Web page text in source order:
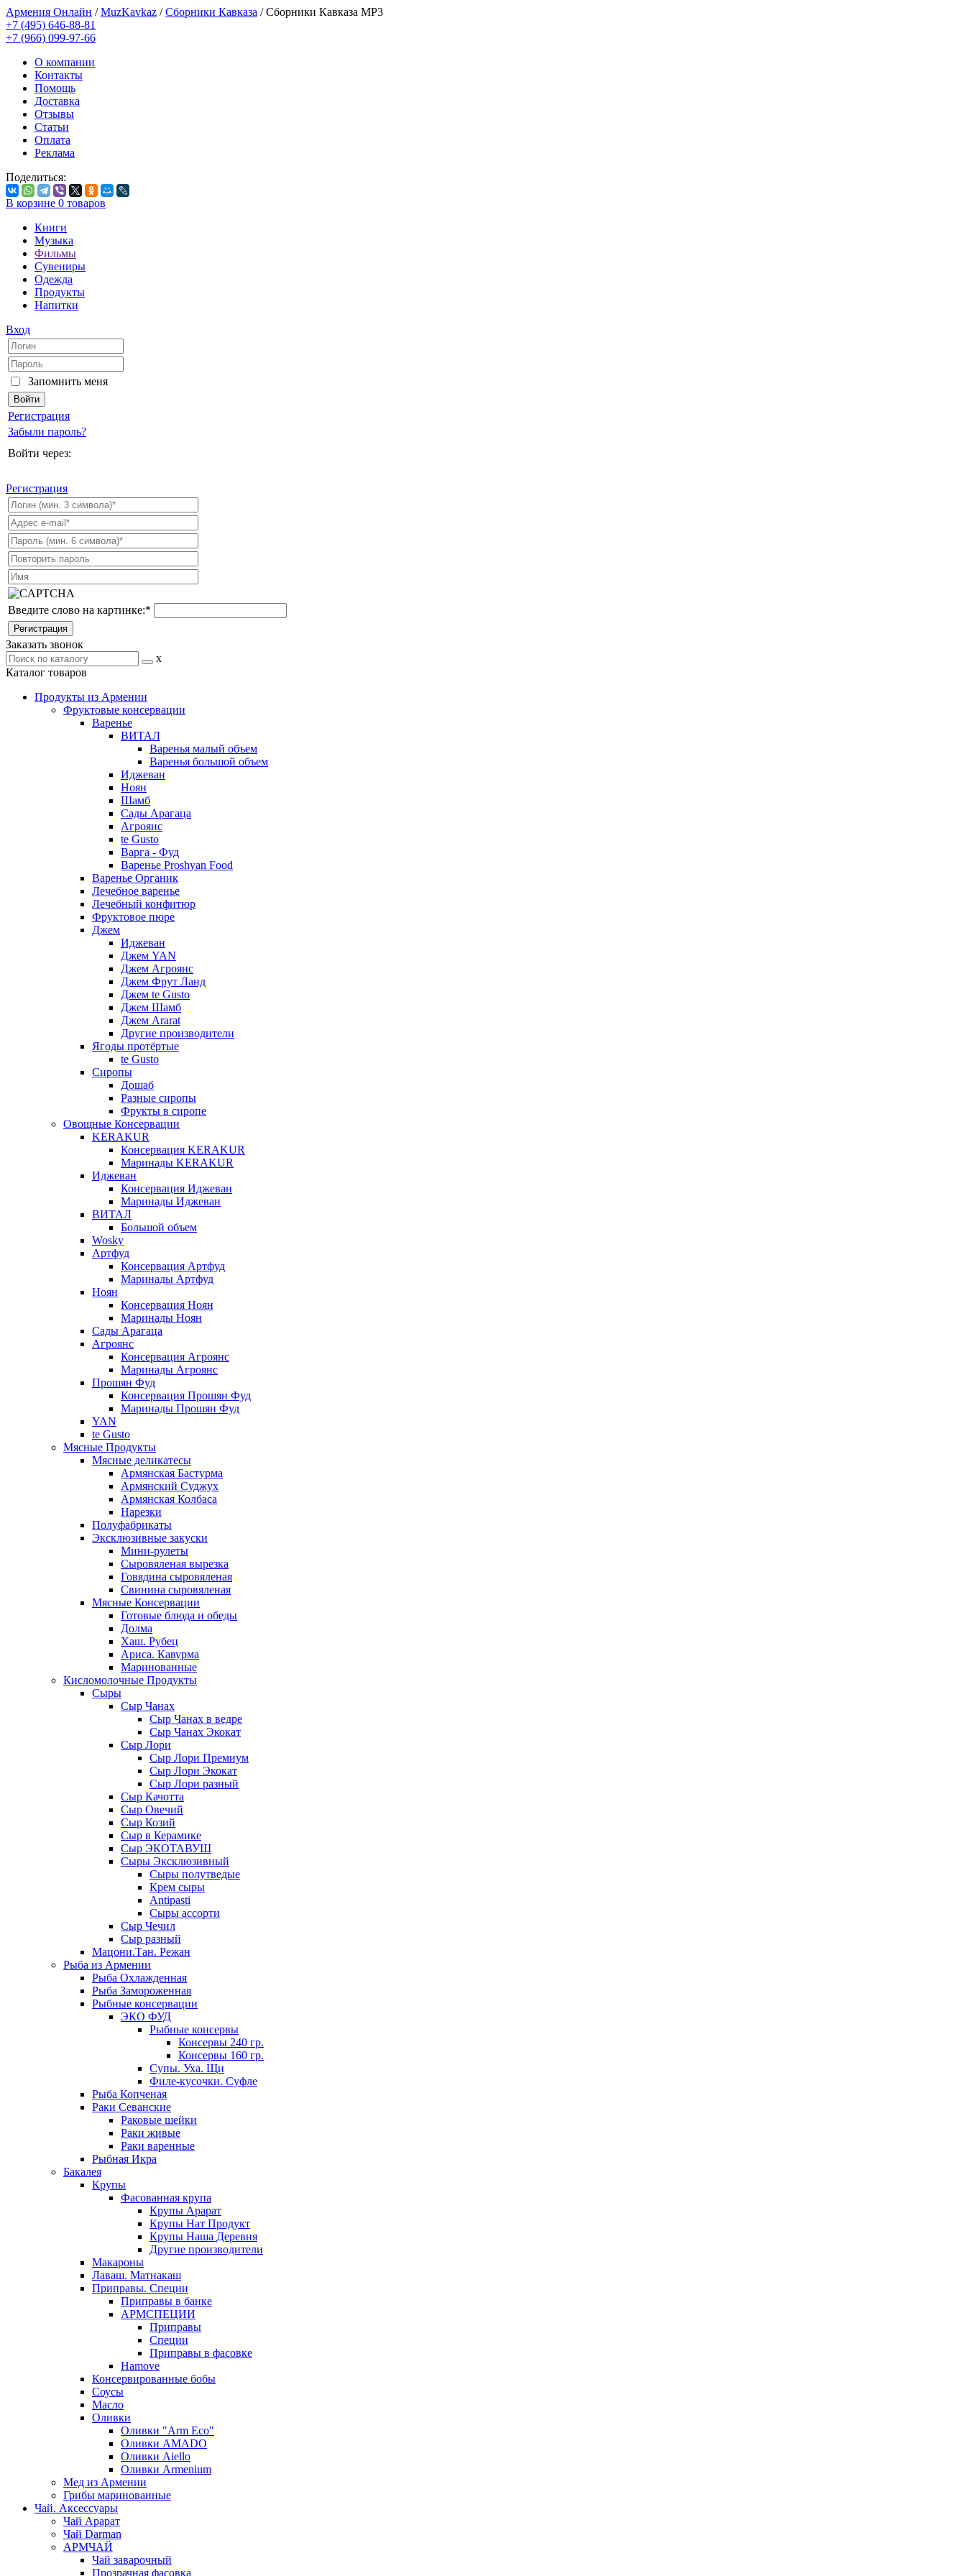
Армения Онлайн /MuzKavkaz /Сборники Кавказа /Сборники Кавказа MP3
+7 (495) 646-88-81
+7 (966) 099-97-66
О компании
Контакты
Помощь
Доставка
Отзывы
Статьи
Оплата
Реклама
Поделиться:
В корзине 0 товаров
Книги
Музыка
Фильмы
Сувениры
Одежда
Продукты
Напитки
Вход
Запомнить меня
Регистрация
Забыли пароль?
Войти через:
Регистрация
Введите слово на картинке:*
Заказать звонок
x
Каталог товаров
Продукты из Армении
Фруктовые консервации
Варенье
ВИТАЛ
Варенья малый объем
Варенья большой объем
Иджеван
Ноян
Шамб
Сады Арагаца
Агроянс
te Gusto
Варга - Фуд
Варенье Proshyan Food
Варенье Органик
Лечебное варенье
Лечебный конфитюр
Фруктовое пюре
Джем
Иджеван
Джем YAN
Джем Агроянс
Джем Фрут Ланд
Джем te Gusto
Джем Шамб
Джем Ararat
Другие производители
Ягоды протёртые
te Gusto
Сиропы
Дошаб
Разные сиропы
Фрукты в сиропе
Овощные Консервации
KERAKUR
Консервация KERAKUR
Маринады KERAKUR
Иджеван
Консервация Иджеван
Маринады Иджеван
ВИТАЛ
Большой объем
Wosky
Артфуд
Консервация Артфуд
Маринады Артфуд
Ноян
Консервация Ноян
Маринады Ноян
Сады Арагаца
Агроянс
Консервация Агроянс
Маринады Агроянс
Прошян Фуд
Консервация Прошян Фуд
Маринады Прошян Фуд
YAN
te Gusto
Мясные Продукты
Мясные деликатесы
Армянская Бастурма
Армянский Суджух
Армянская Колбаса
Нарезки
Полуфабрикаты
Эксклюзивные закуски
Мини-рулеты
Сыровяленая вырезка
Говядина сыровяленая
Свинина сыровяленая
Мясные Консервации
Готовые блюда и обеды
Долма
Хаш. Рубец
Ариса. Кавурма
Маринованные
Кисломолочные Продукты
Сыры
Сыр Чанах
Сыр Чанах в ведре
Сыр Чанах Экокат
Сыр Лори
Сыр Лори Премиум
Сыр Лори Экокат
Сыр Лори разный
Сыр Качотта
Сыр Овечий
Сыр Козий
Сыр в Керамике
Сыр ЭКОТАВУШ
Сыры Эксклюзивный
Сыры полутведые
Крем сыры
Antipasti
Сыры ассорти
Сыр Чечил
Сыр разный
Мацони.Тан. Режан
Рыба из Армении
Рыба Охлажденная
Рыба Замороженная
Рыбные консервации
ЭКО ФУД
Рыбные консервы
Консервы 240 гр.
Консервы 160 гр.
Супы. Уха. Щи
Филе-кусочки. Суфле
Рыба Копченая
Раки Севанские
Раковые шейки
Раки живые
Раки варенные
Рыбная Икра
Бакалея
Крупы
Фасованная крупа
Крупы Арарат
Крупы Нат Продукт
Крупы Наша Деревня
Другие производители
Макароны
Лаваш. Матнакаш
Приправы. Специи
Приправы в банке
АРМСПЕЦИИ
Приправы
Специи
Приправы в фасовке
Hamove
Консервированные бобы
Соусы
Масло
Оливки
Оливки "Arm Eco"
Оливки AMADO
Оливки Aiello
Оливки Armenium
Мед из Армении
Грибы маринованные
Чай. Аксессуары
Чай Арарат
Чай Darman
АРМЧАЙ
Чай заварочный
Прозрачная фасовка